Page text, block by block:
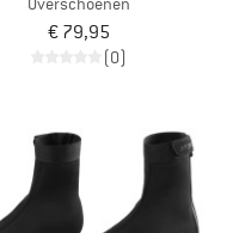
€ 79,95
(0)